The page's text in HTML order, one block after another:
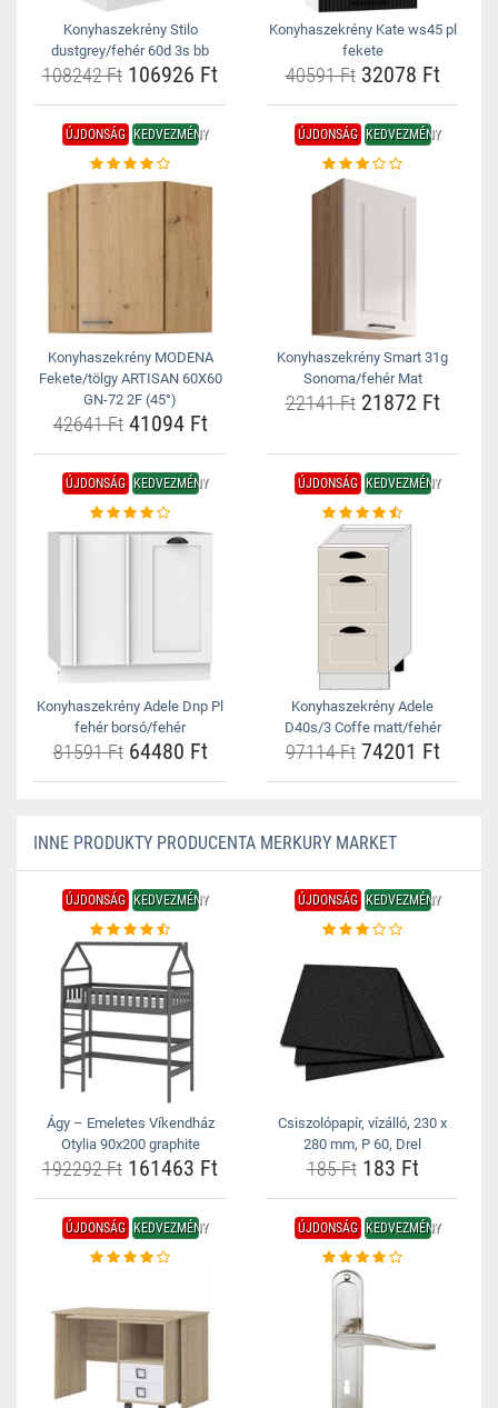
Konyhaszekrény Stilo
dustgrey/fehér 60d 3s bb
108242 Ft 106926 Ft
Konyhaszekrény Kate ws45 pl
fekete
40591 Ft32078 Ft
ÚJDONSÁG KEDVEZMÉNY
Konyhaszekrény MODENA
Fekete/tölgy ARTISAN 60X60
GN-72 2F (45°)
42641 Ft41094 Ft
ÚJDONSÁG KEDVEZMÉNY
Konyhaszekrény Smart 31g
Sonoma/fehér Mat
22141 Ft21872 Ft
ÚJDONSÁG KEDVEZMÉNY
Konyhaszekrény Adele Dnp Pl
fehér borsó/fehér
81591 Ft64480 Ft
ÚJDONSÁG KEDVEZMÉNY
Konyhaszekrény Adele
D40s/3 Coffe matt/fehér
97114 Ft74201 Ft
INNE PRODUKTY PRODUCENTA MERKURY MARKET
ÚJDONSÁG KEDVEZMÉNY
Ágy – Emeletes Víkendház
Otylia 90x200 graphite
192292 Ft 161463 Ft
ÚJDONSÁG KEDVEZMÉNY
Csiszolópapír, vízálló, 230 x
280 mm, P 60, Drel
185 Ft183 Ft
ÚJDONSÁG KEDVEZMÉNY ÚJDONSÁG KEDVEZMÉNY